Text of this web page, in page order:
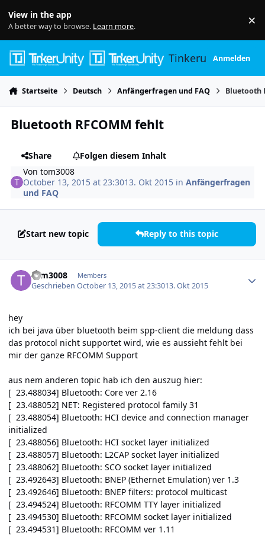
View in the app
A better way to browse. Learn more. ×
TinkerunityAnmelden
Startseite Deutsch Anfängerfragen und FAQ Bluetooth
Bluetooth RFCOMM fehlt
Share
Folgen diesem Inhalt
Vontom3008
October 13, 2015 at 23:3013. Okt 2015 inAnfängerfragen
und FAQ
Start new topic Reply to this topic
tom3008 Members
GeschriebenOctober 13, 2015 at 23:3013. Okt 2015
hey
ich bei java über bluetooth beim spp-client die meldung dass
das protocol nicht supportet wird, wie es aussieht fehlt bei
mir der ganze RFCOMM Support
aus nem anderen topic hab ich den auszug hier:
[ 23.488034] Bluetooth: Core ver 2.16
[ 23.488052] NET: Registered protocol family 31
[ 23.488054] Bluetooth: HCI device and connection manager
initialized
[ 23.488056] Bluetooth: HCI socket layer initialized
[ 23.488057] Bluetooth: L2CAP socket layer initialized
[ 23.488062] Bluetooth: SCO socket layer initialized
[ 23.492643] Bluetooth: BNEP (Ethernet Emulation) ver 1.3
[ 23.492646] Bluetooth: BNEP filters: protocol multicast
[ 23.494524] Bluetooth: RFCOMM TTY layer initialized
[ 23.494530] Bluetooth: RFCOMM socket layer initialized
[ 23.494531] Bluetooth: RFCOMM ver 1.11